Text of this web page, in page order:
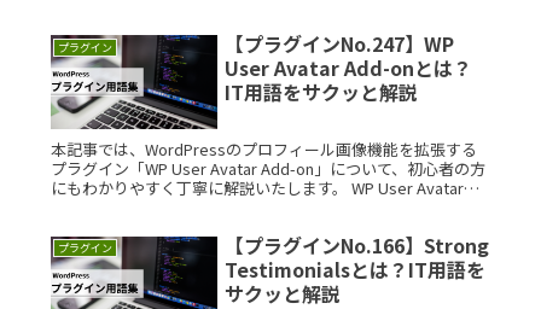
プラグイン
【プラグインNo.247】WP
User Avatar Add-onとは？
IT用語をサクッと解説
本記事では、WordPressのプロフィール画像機能を拡張する
プラグイン「WP User Avatar Add-on」について、初心者の方
にもわかりやすく丁寧に解説いたします。 WP User Avatar
プラグイン
【プラグインNo.166】Strong
Testimonialsとは？IT用語を
サクッと解説